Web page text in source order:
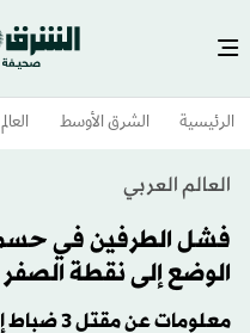
الرئيسية الشرق الأوسط​ العالم
العالم العربي
فشل الطرفين في حسم
الوضع إلى نقطة الصفر
معلومات